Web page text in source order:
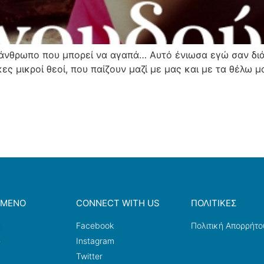
που μπορεί να αγαπά… Αυτό ένιωσα εγώ σαν
μικροί θεοί, που παίζουν μαζί με μας και με τα
CONNECT WITH US
Facebook
Instagram
Twitter
ΠΟΛΙΤΙΚΕΣ
Πολιτική